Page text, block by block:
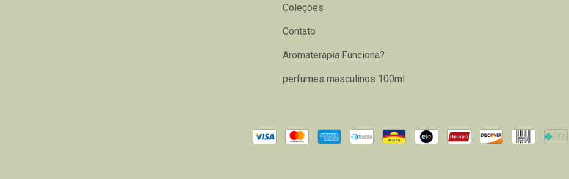
Coleções
Contato
Aromaterapia Funciona?
perfumes masculinos 100ml